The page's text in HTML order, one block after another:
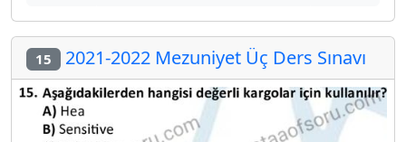
15 2021-2022 Mezuniyet Üç Ders Sınavı